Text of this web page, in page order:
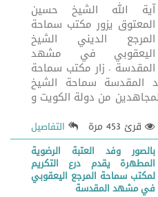
آية الله الشيخ حسين
المعتوق يزور مكتب سماحة
المرجع الديني الشيخ
اليعقوبي في مشهد
المقدسة . زار مكتب سماحة
المقدسة سماحة الشيخ
من دولة الكويت و
قرئ 453 مرة
التفاصيل
بالصور وفد العتبة الرضوية
المطهرة يقدم درع التكريم
لمكتب سماحة المرجع اليعقوبي
في مشهد المقدسة